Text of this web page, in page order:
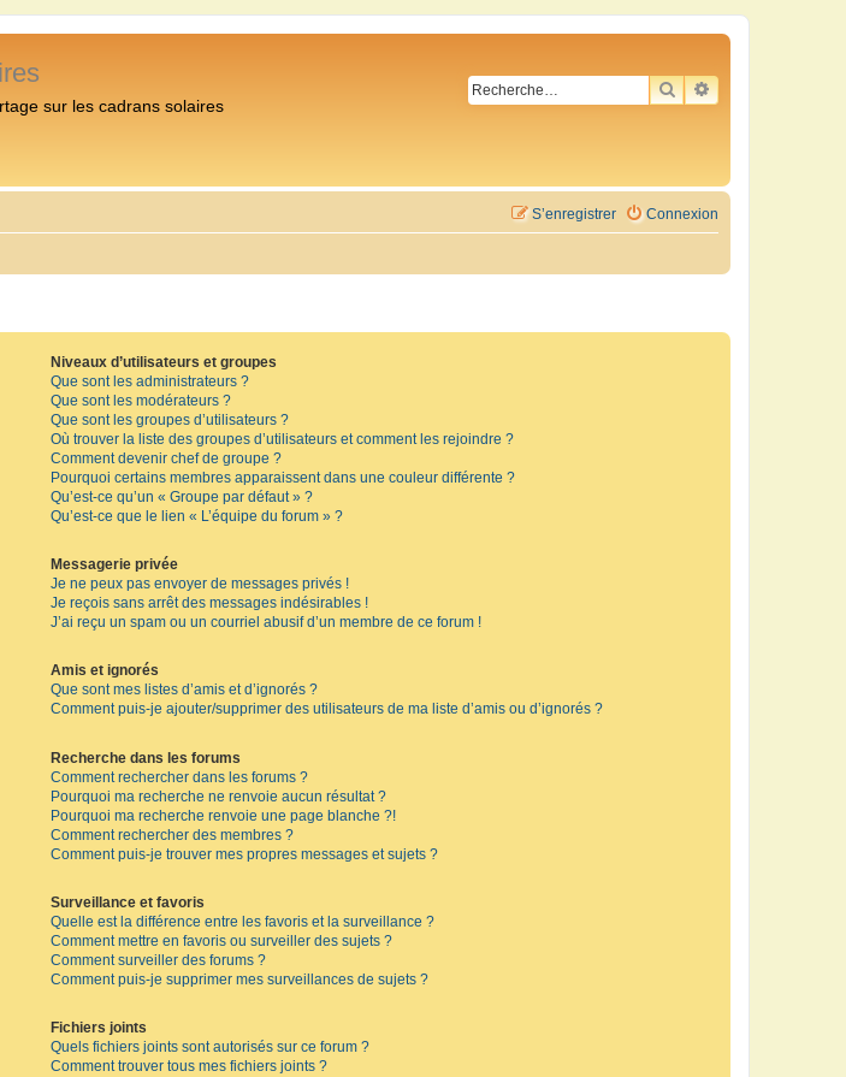
sur les cadrans solaires
RECHERCHER
RECHERCHE
Connexion
S’enregistrer
Niveaux d’utilisateurs et groupes
Que sont les administrateurs ?
Que sont les modérateurs ?
Que sont les groupes d’utilisateurs ?
Où trouver la liste des groupes d’utilisateurs et comment les rejoindre ?
Comment devenir chef de groupe ?
Pourquoi certains membres apparaissent dans une couleur différente ?
Qu’est-ce qu’un « Groupe par défaut » ?
Qu’est-ce que le lien « L’équipe du forum » ?
Messagerie privée
Je ne peux pas envoyer de messages privés !
Je reçois sans arrêt des messages indésirables !
J’ai reçu un spam ou un courriel abusif d’un membre de ce forum !
Amis et ignorés
Que sont mes listes d’amis et d’ignorés ?
Comment puis-je ajouter/supprimer des utilisateurs de ma liste d’amis ou d’ignorés ?
Recherche dans les forums
Comment rechercher dans les forums ?
Pourquoi ma recherche ne renvoie aucun résultat ?
Pourquoi ma recherche renvoie une page blanche ?!
Comment rechercher des membres ?
Comment puis-je trouver mes propres messages et sujets ?
Surveillance et favoris
Quelle est la différence entre les favoris et la surveillance ?
Comment mettre en favoris ou surveiller des sujets ?
Comment surveiller des forums ?
Comment puis-je supprimer mes surveillances de sujets ?
Fichiers joints
Quels fichiers joints sont autorisés sur ce forum ?
Comment trouver tous mes fichiers joints ?